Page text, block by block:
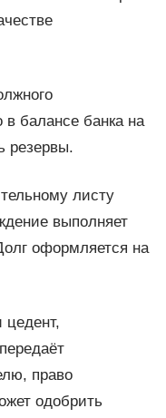
в балансе банка на
резервы.
листу
выполняет
оформляется на
цедент,
право
одобрить